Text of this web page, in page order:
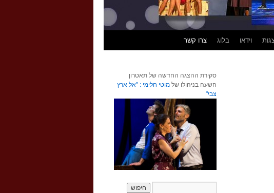
וידאו בלוג צרו קשר
סקירת ההצגה החדשה של תאטרון
השעה בניהולו של מוטי חלימי : "אל ארץ
צבי"